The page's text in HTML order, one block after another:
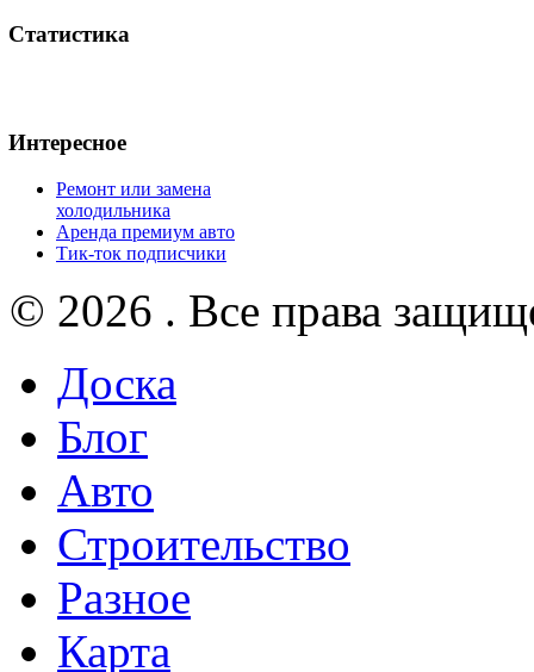
Статистика
Интересное
Ремонт или замена
холодильника
Аренда премиум авто
Тик-ток подписчики
© 2026 . Все права
Доска
Блог
Авто
Строительство
Разное
Карта